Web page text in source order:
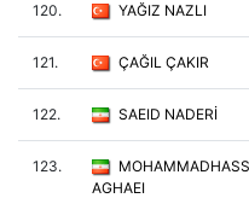
120. YAĞIZ NAZLI
121. ÇAĞIL ÇAKIR
122. SAEID NADERİ
123.
AGHAEI